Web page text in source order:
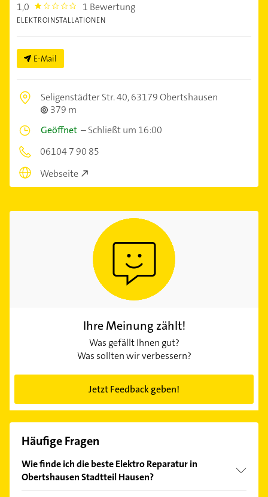
1,0 1.0 1 Bewertung
ELEKTROINSTALLATIONEN
E-Mail
Seligenstädter Str. 40,63179 Obertshausen
379 m
Geöffnet –Schließt um 16:00
06104 7 90 85
Webseite
Ihre Meinung zählt!
Was gefällt Ihnen gut?
Was sollten wir verbessern?
Jetzt Feedback geben!
Häufige Fragen
Wie finde ich die beste Elektro Reparatur in
Obertshausen Stadtteil Hausen?